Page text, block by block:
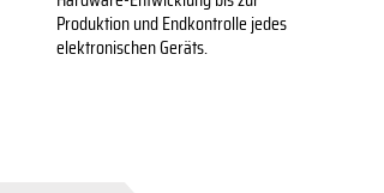
Produktion und Endkontrolle jedes
elektronischen Geräts.